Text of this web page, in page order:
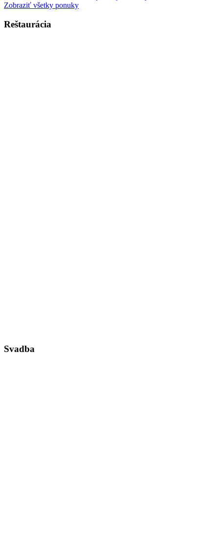
Zobraziť všetky ponuky
Reštaurácia
Svadba